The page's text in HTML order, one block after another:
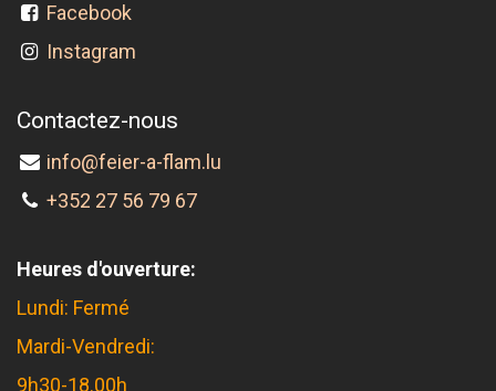
Facebook
Instagram
Contactez-nous
info@feier-a-flam.lu
+352 27 56 79 67
Heures d'ouverture:
Lundi: Fermé
Mardi-Vendredi:
9h30-18.00h